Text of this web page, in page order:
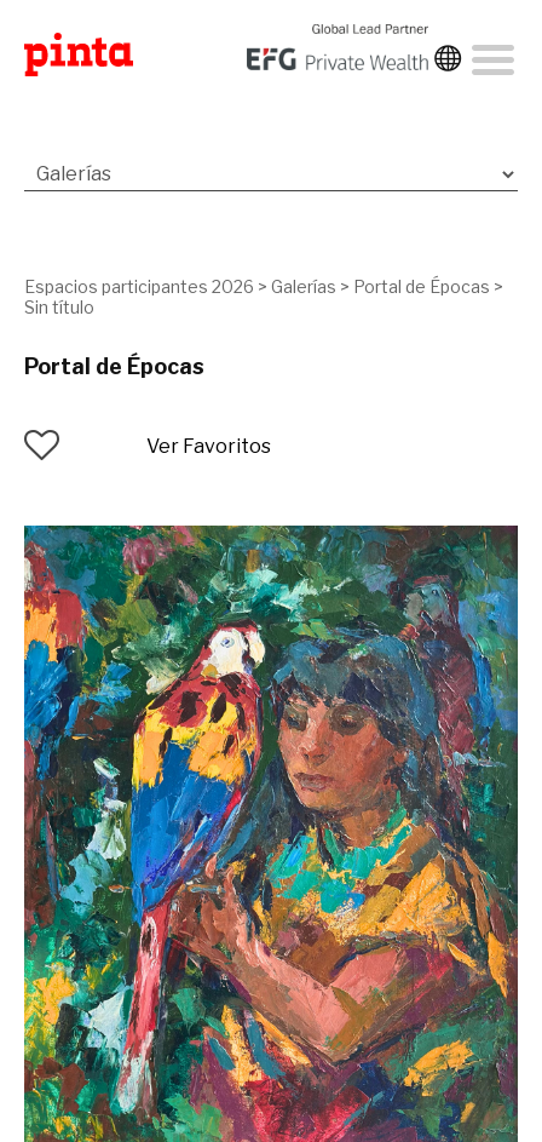
Espacios participantes 2026 > Galerías > Portal de Épocas >
Sin título
Portal de Épocas
Ver Favoritos